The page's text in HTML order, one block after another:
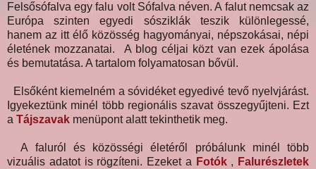
Felsősófalva egy falu volt Sófalva néven. A falut nemcsak az
Európa szinten egyedi sósziklák teszik különlegessé,
hanem az itt élő közösség hagyományai, népszokásai, népi
életének mozzanatai. A blog céljai közt van ezek ápolása
és bemutatása. A tartalom folyamatosan bővül.
Elsőként kiemelném a sóvidéket egyedivé tevő nyelvjárást.
Igyekeztünk minél több regionális szavat összegyűjteni. Ezt
a Tájszavak menüpont alatt tekinthetik meg.
A faluról és közösségi életéről próbálunk minél több
vizuális adatot is rögzíteni. Ezeket a Fotók, Falurészletek